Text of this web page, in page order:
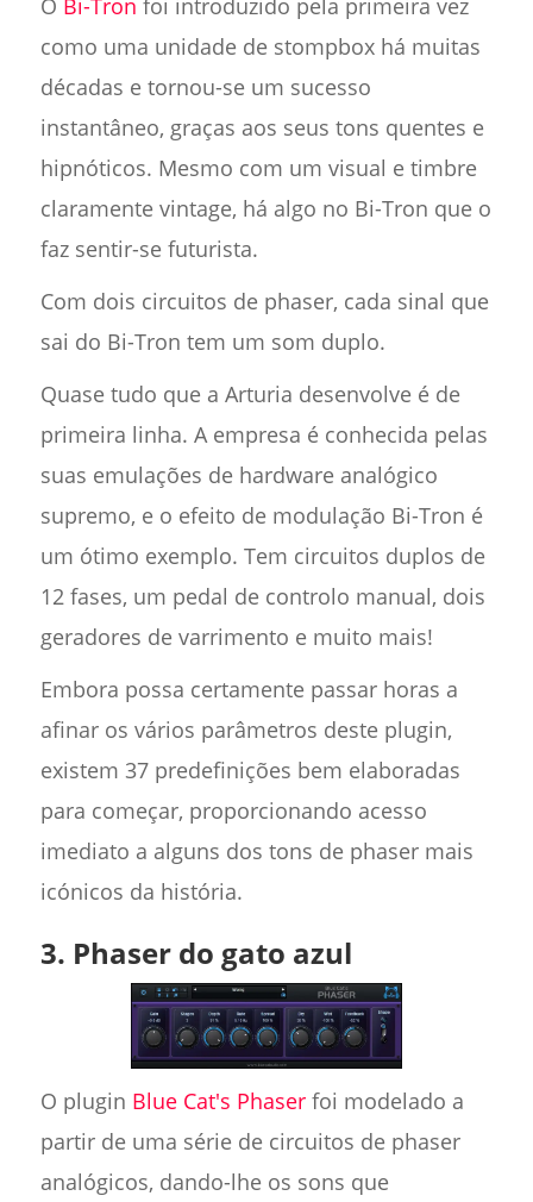
O Bi-Tron foi introduzido pela primeira vez
como uma unidade de stompbox há muitas
décadas e tornou-se um sucesso
instantâneo, graças aos seus tons quentes e
hipnóticos. Mesmo com um visual e timbre
claramente vintage, há algo no Bi-Tron que o
faz sentir-se futurista.
Com dois circuitos de phaser, cada sinal que
sai do Bi-Tron tem um som duplo.
Quase tudo que a Arturia desenvolve é de
primeira linha. A empresa é conhecida pelas
suas emulações de hardware analógico
supremo, e o efeito de modulação Bi-Tron é
um ótimo exemplo. Tem circuitos duplos de
12 fases, um pedal de controlo manual, dois
geradores de varrimento e muito mais!
Embora possa certamente passar horas a
afinar os vários parâmetros deste plugin,
existem 37 predefinições bem elaboradas
para começar, proporcionando acesso
imediato a alguns dos tons de phaser mais
icónicos da história.
3. Phaser do gato azul
O plugin Blue Cat's Phaserfoi modelado a
partir de uma série de circuitos de phaser
analógicos, dando-lhe os sons que